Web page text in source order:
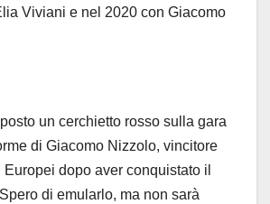
Viviani e nel 2020 con Giacomo
un cerchietto rosso sulla gara
di Giacomo Nizzolo, vincitore
dopo aver conquistato il
di emularlo, ma non sarà